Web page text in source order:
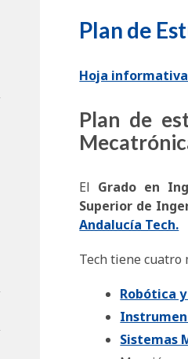
are
Plan de
Hoja
Plan de
El Grado en
Superior de
Andalucía Tech.
Tech tiene cuatro
Robótica
Sistemas